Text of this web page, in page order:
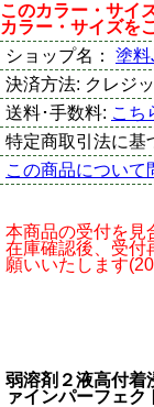
このカラー・サイ
カラー・サイズを
ショップ名： 塗料
決済方法: クレジ
送料･手数料: こち
特定商取引法に基
この商品について
本商品の受付を見
在庫確認後、受付
願いいたします
弱溶剤２液高付
ァインパーフェク